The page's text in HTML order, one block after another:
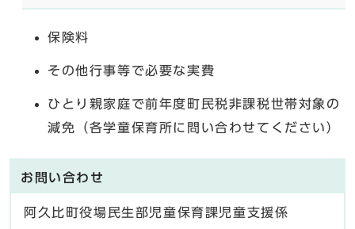
保険料
その他行事等で必要な実費
ひとり親家庭で前年度町民税非課税世帯対象の
減免（各学童保育所に問い合わせてください）
お問い合わせ
阿久比町役場民生部児童保育課児童支援係